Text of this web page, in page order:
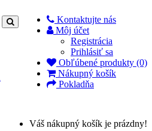
Kontaktujte nás
Môj účet
Registrácia
Prihlásiť sa
Obľúbené produkty (0)
Nákupný košík
Pokladňa
Váš nákupný košík je prázdny!